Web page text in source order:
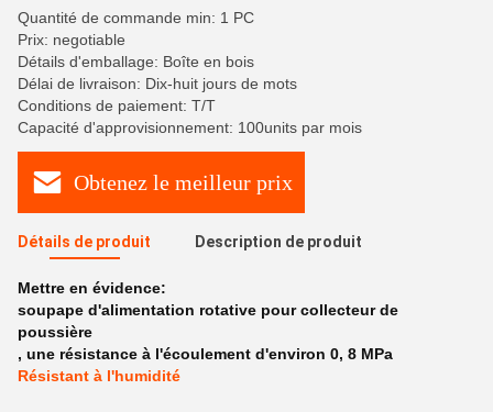
Quantité de commande min: 1 PC
Prix: negotiable
Détails d'emballage: Boîte en bois
Délai de livraison: Dix-huit jours de mots
Conditions de paiement: T/T
Capacité d'approvisionnement: 100units par mois
Obtenez le meilleur prix
Détails de produit Description de produit
Mettre en évidence:
soupape d'alimentation rotative pour collecteur de
poussière
, une résistance à l'écoulement d'environ 0, 8 MPa
Résistant à l'humidité